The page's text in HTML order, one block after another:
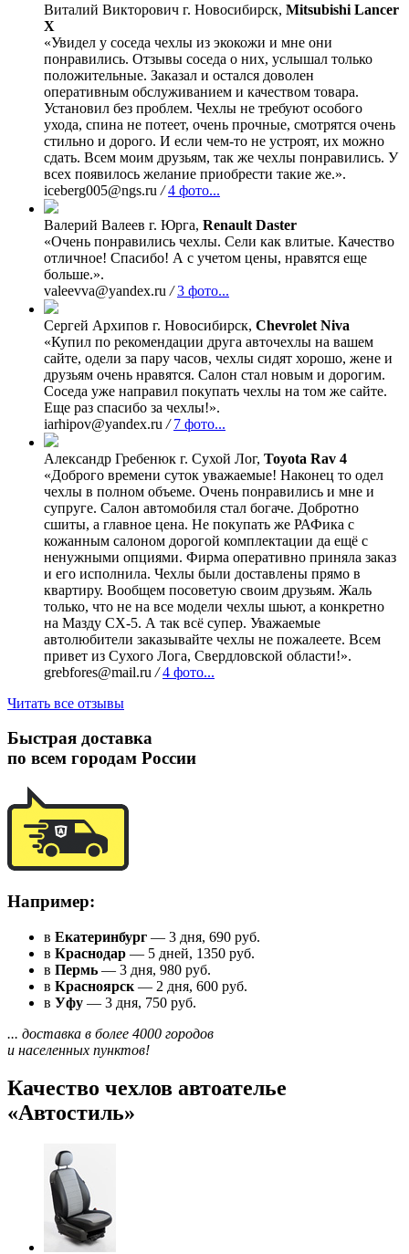
Виталий Викторович г. Новосибирск, Mitsubishi Lancer
X
«Увидел у соседа чехлы из экокожи и мне они
понравились. Отзывы соседа о них, услышал только
положительные. Заказал и остался доволен
оперативным обслуживанием и качеством товара.
Установил без проблем. Чехлы не требуют особого
ухода, спина не потеет, очень прочные, смотрятся очень
стильно и дорого. И если чем-то не устроят, их можно
сдать. Всем моим друзьям, так же чехлы понравились. У
всех появилось желание приобрести такие же.».
iceberg005@ngs.ru / 4 фото...
Валерий Валеев г. Юрга, Renault Daster
«Очень понравились чехлы. Сели как влитые. Качество
отличное! Спасибо! А с учетом цены, нравятся еще
больше.».
valeevva@yandex.ru / 3 фото...
Сергей Архипов г. Новосибирск, Chevrolet Niva
«Купил по рекомендации друга авточехлы на вашем
сайте, одели за пару часов, чехлы сидят хорошо, жене и
друзьям очень нравятся. Салон стал новым и дорогим.
Соседа уже направил покупать чехлы на том же сайте.
Еще раз спасибо за чехлы!».
iarhipov@yandex.ru / 7 фото...
Александр Гребенюк г. Сухой Лог, Toyota Rav 4
«Доброго времени суток уважаемые! Наконец то одел
чехлы в полном объеме. Очень понравились и мне и
супруге. Салон автомобиля стал богаче. Добротно
сшиты, а главное цена. Не покупать же РАФика с
кожанным салоном дорогой комплектации да ещё с
ненужными опциями. Фирма оперативно приняла заказ
и его исполнила. Чехлы были доставлены прямо в
квартиру. Вообщем посоветую своим друзьям. Жаль
только, что не на все модели чехлы шьют, а конкретно
на Мазду СХ-5. А так всё супер. Уважаемые
автолюбители заказывайте чехлы не пожалеете. Всем
привет из Сухого Лога, Свердловской области!».
grebfores@mail.ru / 4 фото...
Читать все отзывы
Быстрая доставка
по всем городам России
Например:
в Екатеринбург — 3 дня, 690 руб.
в Краснодар — 5 дней, 1350 руб.
в Пермь — 3 дня, 980 руб.
в Красноярск — 2 дня, 600 руб.
в Уфу — 3 дня, 750 руб.
... доставка в более 4000 городов
и населенных пунктов!
Качество чехлов автоателье
«Автостиль»